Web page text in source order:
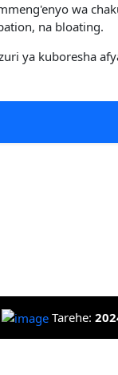
wa
na bloating.
ya kuboresha
Tarehe: